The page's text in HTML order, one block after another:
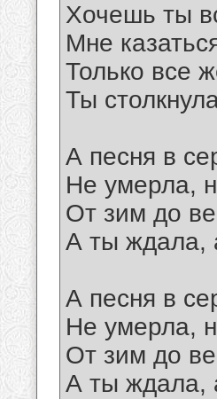
Хочешь ты
Мне
Только все
Ты
А песня в
Не умерла,
От зим до
А ты ждала,
А песня в
Не умерла,
От зим до
А ты ждала,